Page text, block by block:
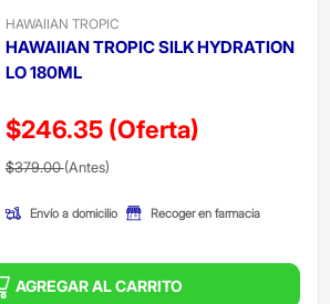
HAWAIIAN TROPIC
HAWAIIAN TROPIC SILK HYDRATION
LO 180ML
$246.35 (Oferta)
Precio reducido de
$379.00(Antes)(Oferta)
Envío a domicilio Recoger en farmacia
AGREGAR AL CARRITO